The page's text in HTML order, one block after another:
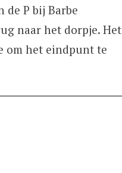
de P bij Barbe
naar het dorpje. Het
om het eindpunt te